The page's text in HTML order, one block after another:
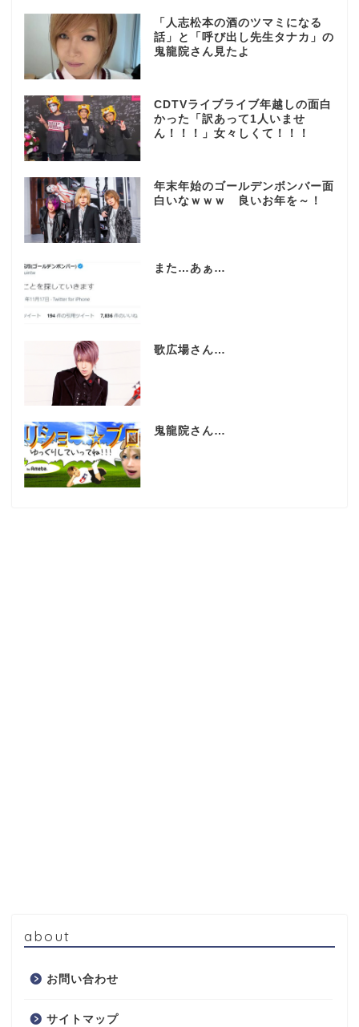
「人志松本の酒のツマミになる
話」と「呼び出し先生タナカ」の
鬼龍院さん見たよ
CDTVライブライブ年越しの面白
かった「訳あって1人いませ
ん！！！」女々しくて！！！
年末年始のゴールデンボンバー面
白いなｗｗｗ 良いお年を～！
また…あぁ…
歌広場さん…
鬼龍院さん…
about
お問い合わせ
サイトマップ